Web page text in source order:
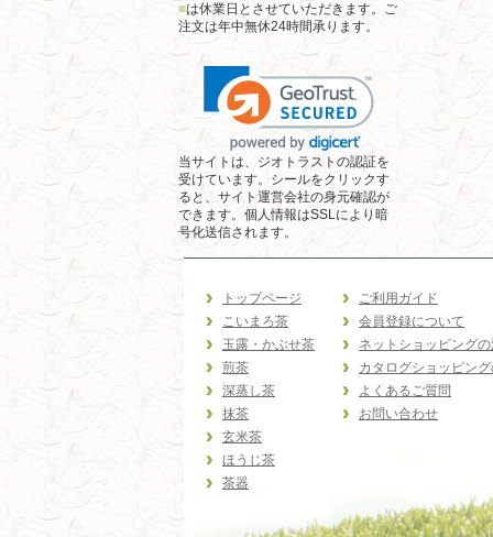
■は休業日とさせていただきます。ご
注文は年中無休24時間承ります。
当サイトは、ジオトラストの認証を
受けています。シールをクリックす
ると、サイト運営会社の身元確認が
できます。個人情報はSSLにより暗
号化送信されます。
トップページ
こいまろ茶
玉露・かぶせ茶
煎茶
深蒸し茶
抹茶
玄米茶
ほうじ茶
茶器
ご利用ガイド
会員登録について
ネットショッピング
カタログショッピン
よくあるご質問
お問い合わせ